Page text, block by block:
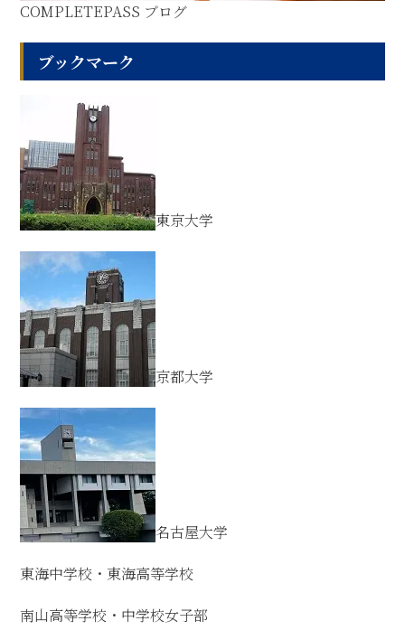
COMPLETEPASS ブログ
ブックマーク
東京大学
京都大学
名古屋大学
東海中学校・東海高等学校
南山高等学校・中学校女子部